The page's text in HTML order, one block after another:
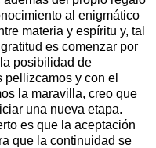
al enigmático
materia y espíritu y, tal
es comenzar por
posibilidad de
y con el
la maravilla, creo que
una nueva etapa.
es que la aceptación
que la continuidad se